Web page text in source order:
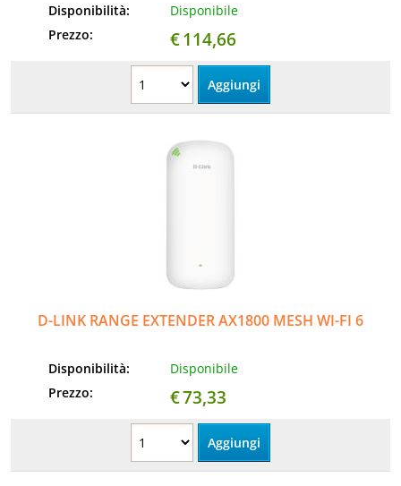
Disponibilità:
Disponibile
Prezzo:
€114,66
D-LINK RANGE EXTENDER AX1800 MESH WI-FI 6
Disponibilità:
Disponibile
Prezzo:
€73,33